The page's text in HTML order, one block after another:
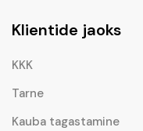
Klientide jaoks
KKK
Tarne
Kauba tagastamine